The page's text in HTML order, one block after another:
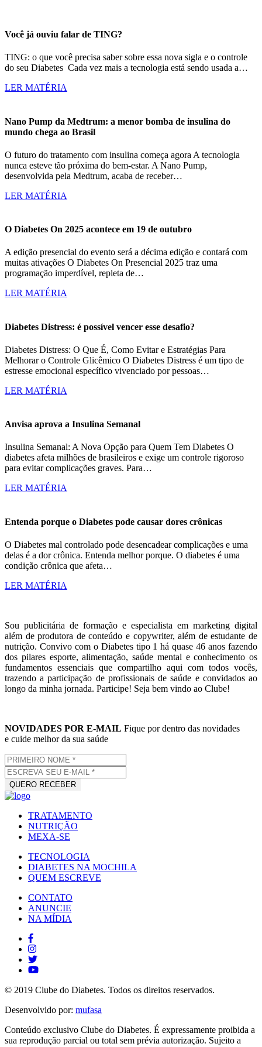
Você já ouviu falar de TING?
TING: o que você precisa saber sobre essa nova sigla e o controle
do seu Diabetes Cada vez mais a tecnologia está sendo usada a…
LER MATÉRIA
Nano Pump da Medtrum: a menor bomba de insulina do
mundo chega ao Brasil
O futuro do tratamento com insulina começa agora A tecnologia
nunca esteve tão próxima do bem-estar. A Nano Pump,
desenvolvida pela Medtrum, acaba de receber…
LER MATÉRIA
O Diabetes On 2025 acontece em 19 de outubro
A edição presencial do evento será a décima edição e contará com
muitas ativações O Diabetes On Presencial 2025 traz uma
programação imperdível, repleta de…
LER MATÉRIA
Diabetes Distress: é possível vencer esse desafio?
Diabetes Distress: O Que É, Como Evitar e Estratégias Para
Melhorar o Controle Glicêmico O Diabetes Distress é um tipo de
estresse emocional específico vivenciado por pessoas…
LER MATÉRIA
Anvisa aprova a Insulina Semanal
Insulina Semanal: A Nova Opção para Quem Tem Diabetes O
diabetes afeta milhões de brasileiros e exige um controle rigoroso
para evitar complicações graves. Para…
LER MATÉRIA
Entenda porque o Diabetes pode causar dores crônicas
O Diabetes mal controlado pode desencadear complicações e uma
delas é a dor crônica. Entenda melhor porque. O diabetes é uma
condição crônica que afeta…
LER MATÉRIA
Sou publicitária de formação e especialista em marketing digital
além de produtora de conteúdo e copywriter, além de estudante de
nutrição. Convivo com o Diabetes tipo 1 há quase 46 anos fazendo
dos pilares esporte, alimentação, saúde mental e conhecimento os
fundamentos essenciais que compartilho aqui com todos vocês,
trazendo a participação de profissionais de saúde e convidados ao
longo da minha jornada. Participe! Seja bem vindo ao Clube!
NOVIDADES POR E-MAIL Fique por dentro das novidades
e cuide melhor da sua saúde
TRATAMENTO
NUTRIÇÃO
MEXA-SE
TECNOLOGIA
DIABETES NA MOCHILA
QUEM ESCREVE
CONTATO
ANUNCIE
NA MÍDIA
© 2019 Clube do Diabetes. Todos os direitos reservados.
Desenvolvido por: mufasa
Conteúdo exclusivo Clube do Diabetes. É expressamente proibida a
sua reprodução parcial ou total sem prévia autorização. Sujeito a